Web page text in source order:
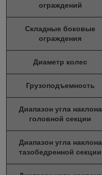
ограждений
Складные боковые
ограждения
Диаметр колес
Грузоподъемность
Диапазон угла наклона
головной секции
Диапазон угла наклона
тазобедренной секции